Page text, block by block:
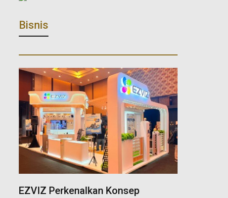
Bisnis
EZVIZ Perkenalkan Konsep